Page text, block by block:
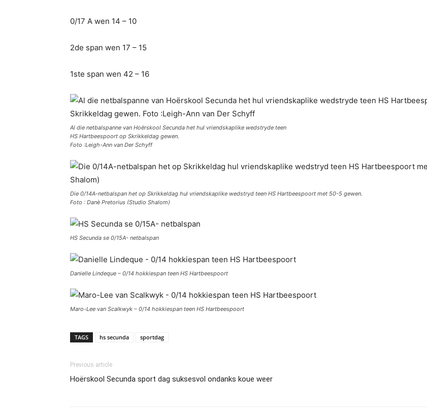
0/17 A wen 14 – 10
2de span wen 17 – 15
1ste span wen 42 – 16
Al die netbalspanne van Hoërskool Secunda het hul vriendskaplike wedstryde teen
HS Hartbeespoort op Skrikkeldag gewen.
Foto :Leigh-Ann van Der Schyff
Die 0/14A-netbalspan het op Skrikkeldag hul vriendskaplike wedstryd teen HS Hartbeespoort met 50-5 gewen.
Foto : Danè Pretorius (Studio Shalom)
HS Secunda se 0/15A- netbalspan
Danielle Lindeque – 0/14 hokkiespan teen HS Hartbeespoort
Maro-Lee van Scalkwyk – 0/14 hokkiespan teen HS Hartbeespoort
TAGS hs secunda sportdag
Previous article
Hoërskool Secunda sport dag suksesvol ondanks koue weer